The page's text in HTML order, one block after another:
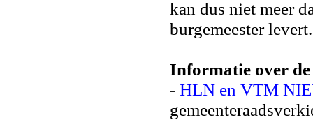
kan dus niet meer
burgemeester
Informatie over
- HLN en VTM